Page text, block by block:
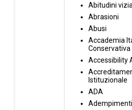
Abitudini
Abrasioni
Abusi
Accademia
Conservativa
Accessibility
Istituzionale
ADA
Adempimenti